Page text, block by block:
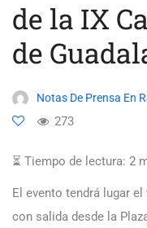
de la IX
de
Notas De Prensa En
273
⏳ Tiempo de lectura: 2
El evento tendrá lugar
con salida desde la